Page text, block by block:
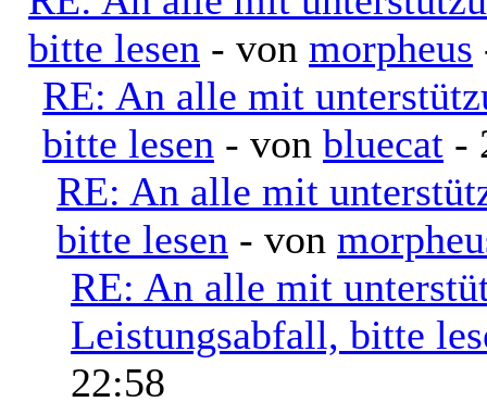
bitte lesen - von morpheus
RE: An alle mit
bitte lesen - von bluecat -
RE: An alle mit
bitte lesen - von
RE: An alle mit
Leistungsabfall, bitte
22:58